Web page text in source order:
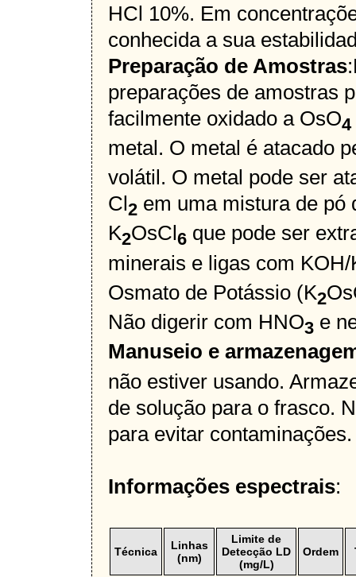
HCl 10%. Em
conhecida a sua
Preparação de Amostras
preparações de amostras
facilmente oxidado a OsO4
metal. O metal é atacado
volátil. O metal pode ser
Cl2 em uma mistura de pó
K2OsCl6 que pode ser
minerais e ligas com KOH/
Osmato de Potássio (K2
Não digerir com HNO3 e
Manuseio e
não estiver usando.
de solução para o frasco.
para evitar contaminações.
Informações espectrais:
Técnica
Linhas
(nm)
Limite de
Detecção LD
(mg/L)
Ordem